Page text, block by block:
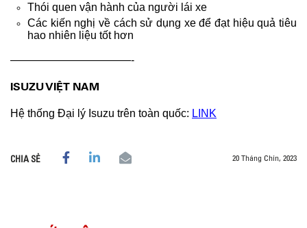
Thói quen vận hành của người lái xe
Các kiến nghị về cách sử dụng xe để đạt hiệu quả tiêu
hao nhiên liệu tốt hơn
———————————-
ISUZU VIỆT NAM
Hệ thống Đại lý Isuzu trên toàn quốc: LINK
CHIA SẺ 20 Tháng Chín, 2023